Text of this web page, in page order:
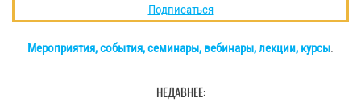
Подписаться
Мероприятия, события, семинары, вебинары, лекции, курсы.
НЕДАВНЕЕ: